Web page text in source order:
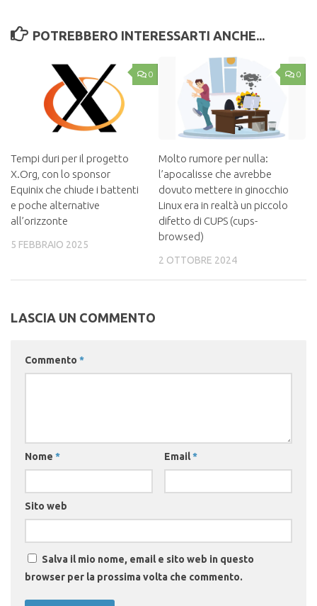
POTREBBERO INTERESSARTI ANCHE...
0
Tempi duri per il progetto
X.Org, con lo sponsor
Equinix che chiude i battenti
e poche alternative
all’orizzonte
5 FEBBRAIO 2025
0
Molto rumore per nulla:
l’apocalisse che avrebbe
dovuto mettere in ginocchio
Linux era in realtà un piccolo
difetto di CUPS (cups-
browsed)
2 OTTOBRE 2024
LASCIA UN COMMENTO
Commento *
Nome * Email*
Sito web
Salva il mio nome, email e sito web in questo
browser per la prossima volta che commento.